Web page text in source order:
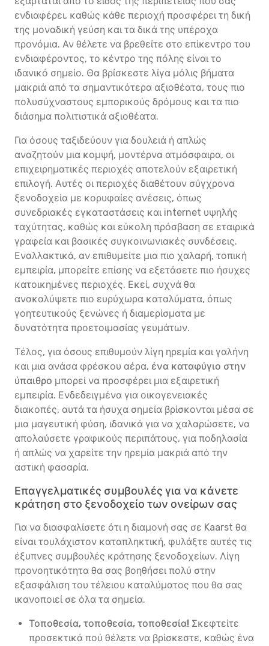
ενδιαφέρει, καθώς κάθε περιοχή προσφέρει τη δική
της μοναδική γεύση και τα δικά της υπέροχα
προνόμια. Αν θέλετε να βρεθείτε στο επίκεντρο του
ενδιαφέροντος, το κέντρο της πόλης είναι το
ιδανικό σημείο. Θα βρίσκεστε λίγα μόλις βήματα
μακριά από τα σημαντικότερα αξιοθέατα, τους πιο
πολυσύχναστους εμπορικούς δρόμους και τα πιο
διάσημα πολιτιστικά αξιοθέατα.
Για όσους ταξιδεύουν για δουλειά ή απλώς
αναζητούν μια κομψή, μοντέρνα ατμόσφαιρα, οι
επιχειρηματικές περιοχές αποτελούν εξαιρετική
επιλογή. Αυτές οι περιοχές διαθέτουν σύγχρονα
ξενοδοχεία με κορυφαίες ανέσεις, όπως
συνεδριακές εγκαταστάσεις και internet υψηλής
ταχύτητας, καθώς και εύκολη πρόσβαση σε εταιρικά
γραφεία και βασικές συγκοινωνιακές συνδέσεις.
Εναλλακτικά, αν επιθυμείτε μια πιο χαλαρή, τοπική
εμπειρία, μπορείτε επίσης να εξετάσετε πιο ήσυχες
κατοικημένες περιοχές. Εκεί, συχνά θα
ανακαλύψετε πιο ευρύχωρα καταλύματα, όπως
γοητευτικούς ξενώνες ή διαμερίσματα με
δυνατότητα προετοιμασίας γευμάτων.
Τέλος, για όσους επιθυμούν λίγη ηρεμία και γαλήνη
και μια ανάσα φρέσκου αέρα, ένα καταφύγιο στην
ύπαιθρο μπορεί να προσφέρει μια εξαιρετική
εμπειρία. Ενδεδειγμένα για οικογενειακές
διακοπές, αυτά τα ήσυχα σημεία βρίσκονται μέσα σε
μια μαγευτική φύση, ιδανικά για να χαλαρώσετε, να
απολαύσετε γραφικούς περιπάτους, για ποδηλασία
ή απλώς να χαρείτε την ηρεμία μακριά από την
αστική φασαρία.
Επαγγελματικές συμβουλές για να κάνετε
κράτηση στο ξενοδοχείο των ονείρων σας
Για να διασφαλίσετε ότι η διαμονή σας σε Kaarst θα
είναι τουλάχιστον καταπληκτική, φυλάξτε αυτές τις
έξυπνες συμβουλές κράτησης ξενοδοχείων. Λίγη
προνοητικότητα θα σας βοηθήσει πολύ στην
εξασφάλιση του τέλειου καταλύματος που θα σας
ικανοποιεί σε όλα τα σημεία.
Τοποθεσία, τοποθεσία, τοποθεσία! Σκεφτείτε
προσεκτικά πού θέλετε να βρίσκεστε, καθώς ένα